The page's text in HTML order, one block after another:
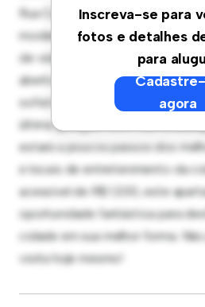
Inscreva-se para
fotos e detalhes
para
agora
Rua Capitão Pedroso, 640 -
moderno apartamento de 2
de vida elegante e
aberto é perfeito para receber
sofisticada está equipada com
última geração. Com sua
estará a poucos passos dos
e locais de entretenimento da
acessível de R$ 1.200, este
oportunidade fantástica para
cidade em sua melhor forma.
visita hoje mesmo!